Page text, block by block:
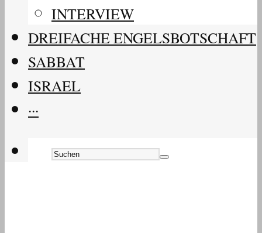
INTERVIEW
DREIFACHE ENGELSBOTSCHAFT
SABBAT
ISRAEL
···